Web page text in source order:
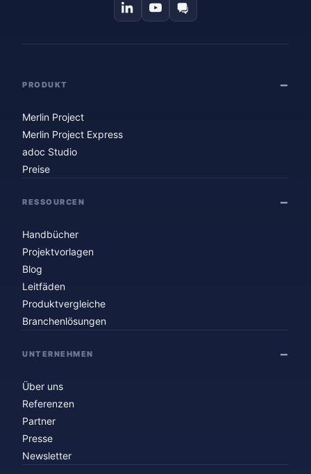
PRODUKT
Merlin Project
Merlin Project Express
adoc Studio
Preise
RESSOURCEN
Handbücher
Projektvorlagen
Blog
Leitfäden
Produktvergleiche
Branchenlösungen
UNTERNEHMEN
Über uns
Referenzen
Partner
Presse
Newsletter